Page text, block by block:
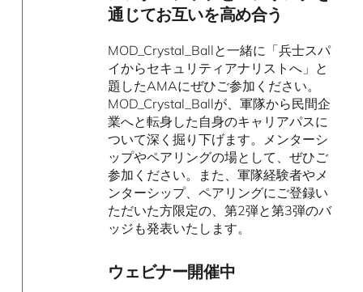
通じてお互いを高め合う
MOD_Crystal_Ballと一緒に「兵士スパ
イからセキュリティアナリストへ」と
題したAMAにぜひご参加ください。
MOD_Crystal_Ballが、軍隊から民間企
業へと転身した自身のキャリアパスに
ついて深く掘り下げます。メンターシ
ップやペアリングの場として、ぜひご
参加ください。また、軍隊経験者やメ
ンターシップ、ペアリングにご登録い
ただいた方限定の、第2弾と第3弾のバ
ッジも発表いたします。
ウェビナー開催中